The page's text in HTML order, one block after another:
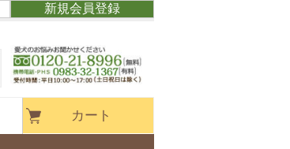
新規会員登録
カート